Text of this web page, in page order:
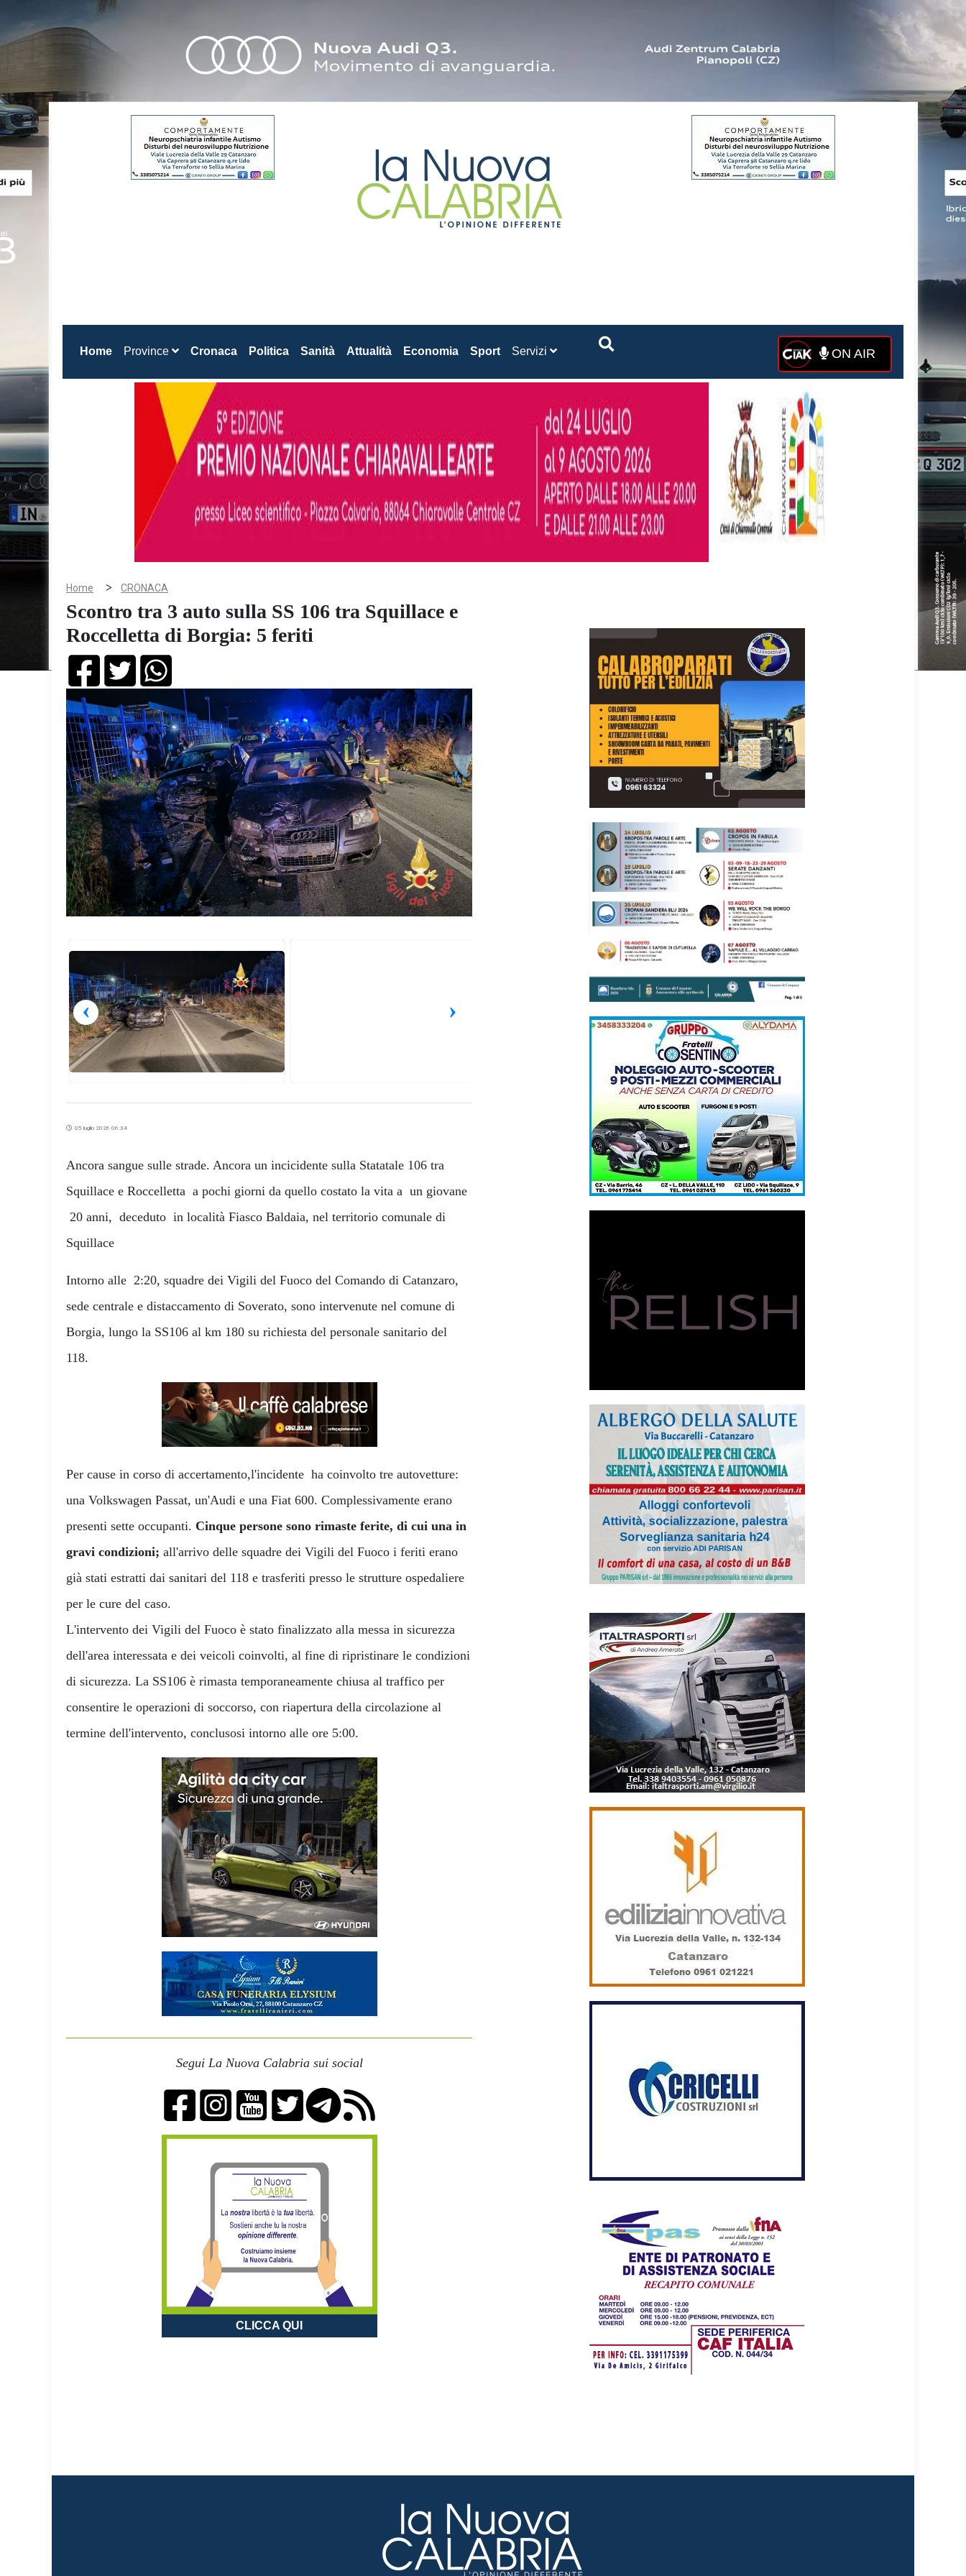
Home(current)
Province Cronaca Politica Sanità Attualità Economia Sport Servizi ON AIR
Home > CRONACA
Scontro tra 3 auto sulla SS 106 tra Squillace e
Roccelletta di Borgia: 5 feriti
‹ ›
05 luglio 2026 06:34
Ancora sangue sulle strade. Ancora un incicidente sulla Statatale 106 tra
Squillace e Roccelletta a pochi giorni da quello costato la vita a un giovane
20 anni, deceduto in località Fiasco Baldaia, nel territorio comunale di
Squillace
Intorno alle 2:20, squadre dei Vigili del Fuoco del Comando di Catanzaro,
sede centrale e distaccamento di Soverato, sono intervenute nel comune di
Borgia, lungo la SS106 al km 180 su richiesta del personale sanitario del
118.
Per cause in corso di accertamento,l'incidente ha coinvolto tre autovetture:
una Volkswagen Passat, un'Audi e una Fiat 600. Complessivamente erano
presenti sette occupanti. Cinque persone sono rimaste ferite, di cui una in
gravi condizioni; all'arrivo delle squadre dei Vigili del Fuoco i feriti erano
già stati estratti dai sanitari del 118 e trasferiti presso le strutture ospedaliere
per le cure del caso.
L'intervento dei Vigili del Fuoco è stato finalizzato alla messa in sicurezza
dell'area interessata e dei veicoli coinvolti, al fine di ripristinare le condizioni
di sicurezza. La SS106 è rimasta temporaneamente chiusa al traffico per
consentire le operazioni di soccorso, con riapertura della circolazione al
termine dell'intervento, conclusosi intorno alle ore 5:00.
Segui La Nuova Calabria sui social
CLICCA QUI